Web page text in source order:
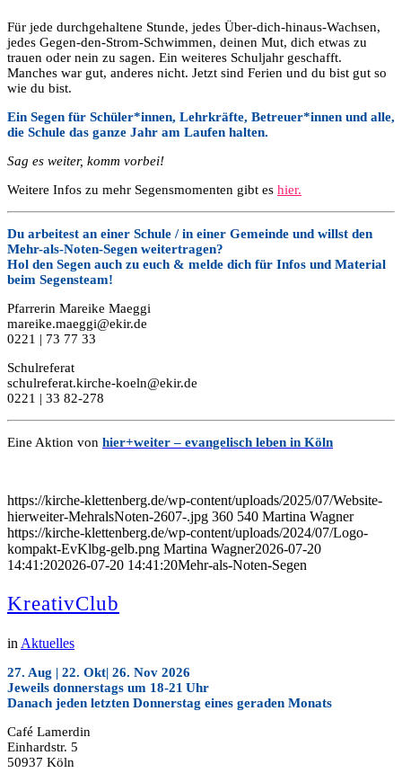
Für jede durchgehaltene Stunde, jedes Über-dich-hinaus-Wachsen,
jedes Gegen-den-Strom-Schwimmen, deinen Mut, dich etwas zu
trauen oder nein zu sagen. Ein weiteres Schuljahr geschafft.
Manches war gut, anderes nicht. Jetzt sind Ferien und du bist gut so
wie du bist.
Ein Segen für Schüler*innen, Lehrkräfte, Betreuer*innen und alle,
die Schule das ganze Jahr am Laufen halten.
Sag es weiter, komm vorbei!
Weitere Infos zu mehr Segensmomenten gibt es hier.
Du arbeitest an einer Schule / in einer Gemeinde und willst den
Mehr-als-Noten-Segen weitertragen?
Hol den Segen auch zu euch & melde dich für Infos und Material
beim Segensteam!
Pfarrerin Mareike Maeggi
mareike.maeggi@ekir.de
0221 | 73 77 33
Schulreferat
schulreferat.kirche-koeln@ekir.de
0221 | 33 82-278
Eine Aktion von hier+weiter – evangelisch leben in Köln
https://kirche-klettenberg.de/wp-content/uploads/2025/07/Website-
hierweiter-MehralsNoten-2607-.jpg 360 540 Martina Wagner
https://kirche-klettenberg.de/wp-content/uploads/2024/07/Logo-
kompakt-EvKlbg-gelb.png Martina Wagner2026-07-20
14:41:202026-07-20 14:41:20Mehr-als-Noten-Segen
KreativClub
in Aktuelles
27. Aug | 22. Okt| 26. Nov 2026
Jeweils donnerstags um 18-21 Uhr
Danach jeden letzten Donnerstag eines geraden Monats
Café Lamerdin
Einhardstr. 5
50937 Köln